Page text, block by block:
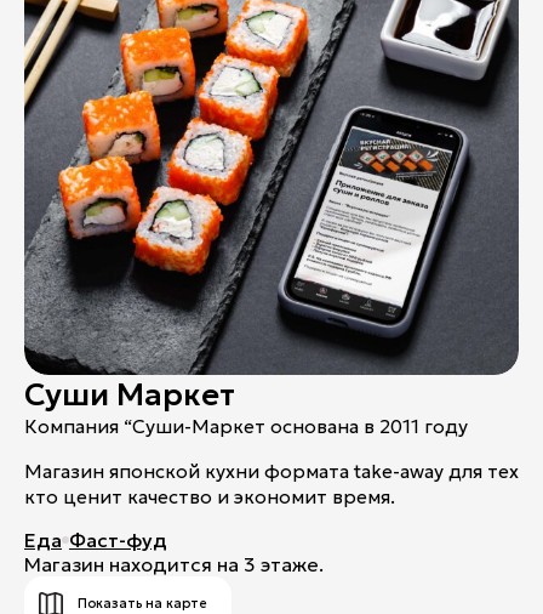
Еда
Услуги
Детям
О торговом центре
Контакты
Ваканcии
Заявка на аренду
Рекламные услуги
Контакты
+7 (495) 970-15-55
info@atrium.su
Суши Маркет
Компания “Суши-Маркет основана в 2011 году
Магазин японской кухни формата take-away для тех
кто ценит качество и экономит время.
Еда Фаст-фуд
Магазин находится на 3 этаже.
Показать на карте
Title